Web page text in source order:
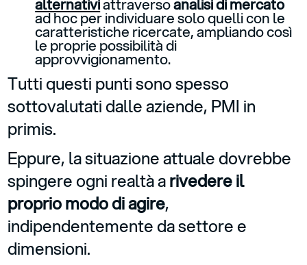
ad hoc per individuare solo quelli con le
caratteristiche ricercate, ampliando così
le proprie possibilità di
approvvigionamento.
Tutti questi punti sono spesso
sottovalutati dalle aziende, PMI in
primis.
Eppure, la situazione attuale dovrebbe
spingere ogni realtà arivedere il
proprio modo di agire,
indipendentemente da settore e
dimensioni.